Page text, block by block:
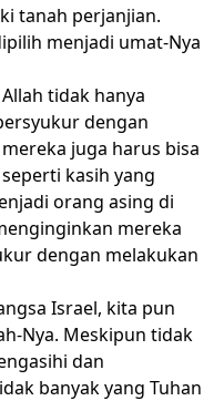
tanah perjanjian.
menjadi umat-Nya
tidak hanya
dengan
juga harus bisa
kasih yang
orang asing di
mereka
dengan melakukan
Israel, kita pun
Nya. Meskipun tidak
dan
banyak yang Tuhan